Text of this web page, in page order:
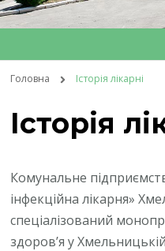
Головна Історія лікарні
Історія
Комунальне
інфекційна лікарня»
спеціалізований
здоров’я у